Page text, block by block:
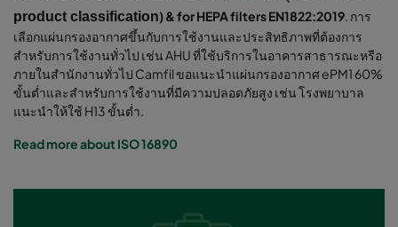
product classification) & for HEPA filters EN1822:2019. การ
เลือกแผ่นกรองอากาศขึ้นกับการใช้งานและประสิทธิภาพที่ต้องการ
สำหรับการใช้งานทั่วไป เช่น AHU ที่ใช้บริการในอาคารสาธารณะหรือ
ภายในสำนักงานทั่วไป Camfil ขอแนะนำแผ่นกรองอากาศ ePM1 60%
ขั้นต่ำและสำหรับการใช้งานที่มีความปลอดภัยสูง เช่น โรงพยาบาล
แนะนำให้ใช้ H13 ขั้นต่ำ.
Read more about ISO 16890